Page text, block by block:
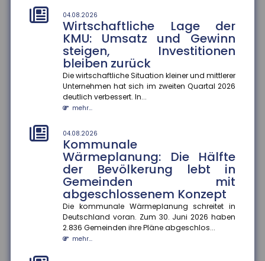
04.08.2026
Wirtschaftliche Lage der
KMU: Umsatz und Gewinn
steigen, Investitionen
bleiben zurück
Die wirtschaftliche Situation kleiner und mittlerer
Unternehmen hat sich im zweiten Quartal 2026
deutlich verbessert. In...
mehr...
04.08.2026
Kommunale
Wärmeplanung: Die Hälfte
der Bevölkerung lebt in
Gemeinden mit
abgeschlossenem Konzept
Die kommunale Wärmeplanung schreitet in
Deutschland voran. Zum 30. Juni 2026 haben
2.836 Gemeinden ihre Pläne abgeschlos...
mehr...
Durchschnittskosten für
Blitzschäden gestiegen
Die Zahl der Blitz- und Überspannungsschäden in
Deutschland ist zwar gesunken, dafür stiegen die
durchschnittlichen Sch...
mehr...
01.08.2026
Kennzeichnungspflicht für KI-
Ab dem 2. August 2026 müssen Unternehmen in
Deutschland KI-generierte Inhalte wie Videos, Audios,
Bilder oder Texte als...
mehr...
01.08.2026
Recht auf Ganztagsbetreuung
für Grundschulkinder
Ab dem 1. August 2026 haben Erstklässler einen
gesetzlichen Anspruch auf Ganztagsbetreuung.